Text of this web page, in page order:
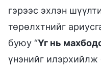
гэрээс эхлэн
төрөлхтнийг
буюу “Үг нь
үнэнийг илэрхийлж